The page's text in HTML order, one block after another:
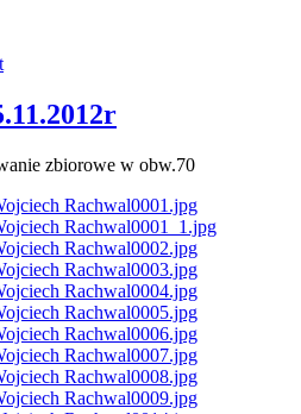
zbiorowe w obw.70